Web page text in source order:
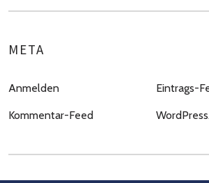
META
Anmelden Eintrags-
Kommentar-Feed